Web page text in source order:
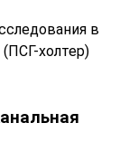
в
холтер)